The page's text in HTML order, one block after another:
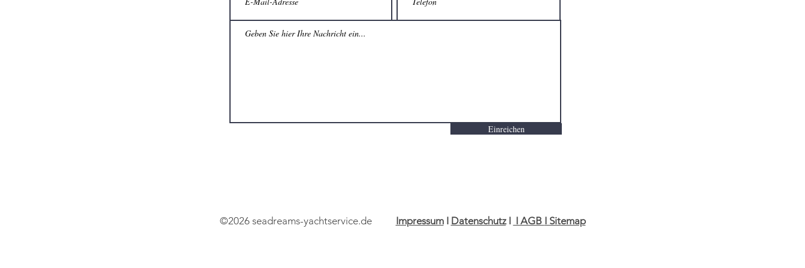
Einreichen
©2026 seadreams-yachtservice.de ImpressumI DatenschutzI I AGB I Sitemap